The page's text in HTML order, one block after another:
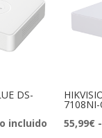
DS-
incluido
55,99€